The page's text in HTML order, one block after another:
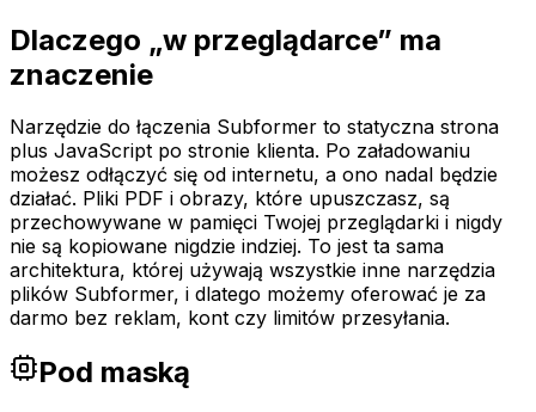
Dlaczego „w przeglądarce” ma
znaczenie
Narzędzie do łączenia Subformer to statyczna strona
plus JavaScript po stronie klienta. Po załadowaniu
możesz odłączyć się od internetu, a ono nadal będzie
działać. Pliki PDF i obrazy, które upuszczasz, są
przechowywane w pamięci Twojej przeglądarki i nigdy
nie są kopiowane nigdzie indziej. To jest ta sama
architektura, której używają wszystkie inne narzędzia
plików Subformer, i dlatego możemy oferować je za
darmo bez reklam, kont czy limitów przesyłania.
Pod maską